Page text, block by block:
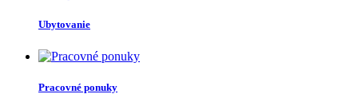
Ubytovanie
Pracovné ponuky